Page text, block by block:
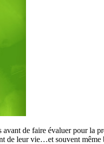
de faire évaluer pour la
de leur vie…et souvent